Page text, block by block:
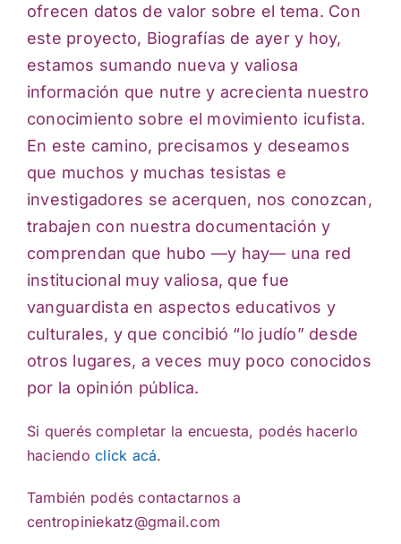
ofrecen datos de valor sobre el tema. Con
este proyecto, Biografías de ayer y hoy,
estamos sumando nueva y valiosa
información que nutre y acrecienta nuestro
conocimiento sobre el movimiento icufista.
En este camino, precisamos y deseamos
que muchos y muchas tesistas e
investigadores se acerquen, nos conozcan,
trabajen con nuestra documentación y
comprendan que hubo —y hay— una red
institucional muy valiosa, que fue
vanguardista en aspectos educativos y
culturales, y que concibió “lo judío” desde
otros lugares, a veces muy poco conocidos
por la opinión pública.
Si querés completar la encuesta, podés hacerlo
haciendo click acá.
También podés contactarnos a
centropiniekatz@gmail.com